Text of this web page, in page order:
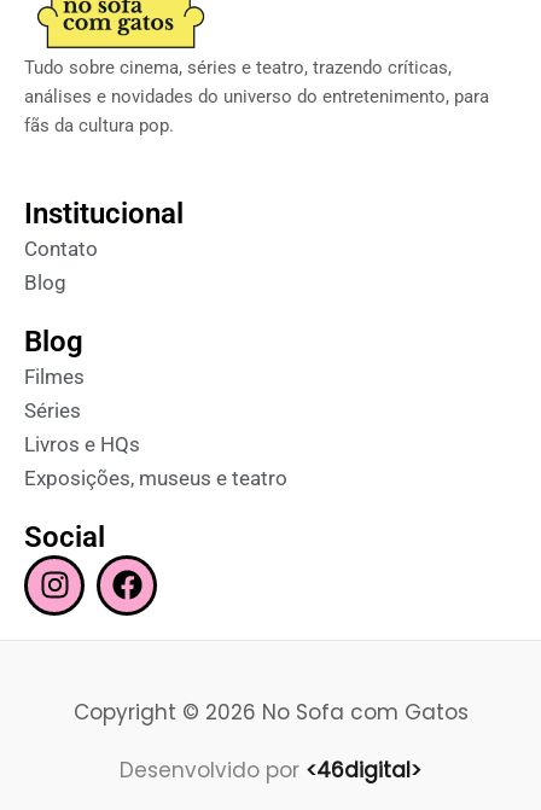
Tudo sobre cinema, séries e teatro, trazendo críticas,
análises e novidades do universo do entretenimento, para
fãs da cultura pop.
Institucional
Contato
Blog
Blog
Filmes
Séries
Livros e HQs
Exposições, museus e teatro
Social
I
n
s
F
a
c
o
k
Copyright © 2026 No Sofa com Gatos
Desenvolvido por <46digital>